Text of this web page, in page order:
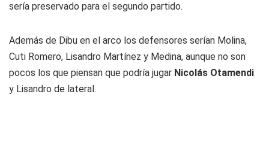
sería preservado para el segundo partido.
Además de Dibu en el arco los defensores serían Molina,
Cuti Romero, Lisandro Martínez y Medina, aunque no son
pocos los que piensan que podría jugar Nicolás Otamendi
y Lisandro de lateral.